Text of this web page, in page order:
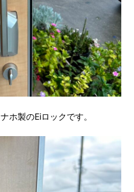
ホ製のEiロックです。